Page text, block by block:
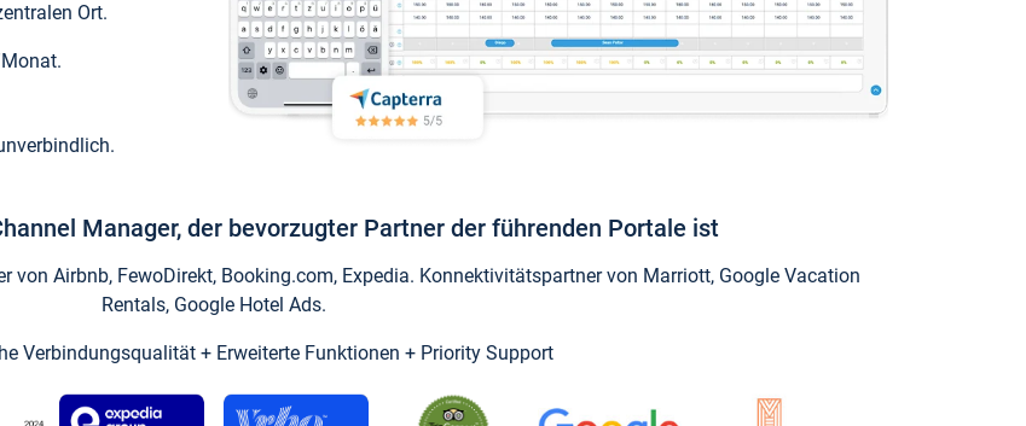
Ort.
Manager, der bevorzugter Partner der führenden Portale ist
von Airbnb, FewoDirekt, Booking.com, Expedia. Konnektivitätspartner von Marriott, Google Vacation
Rentals, Google Hotel Ads.
Verbindungsqualität + Erweiterte Funktionen + Priority Support